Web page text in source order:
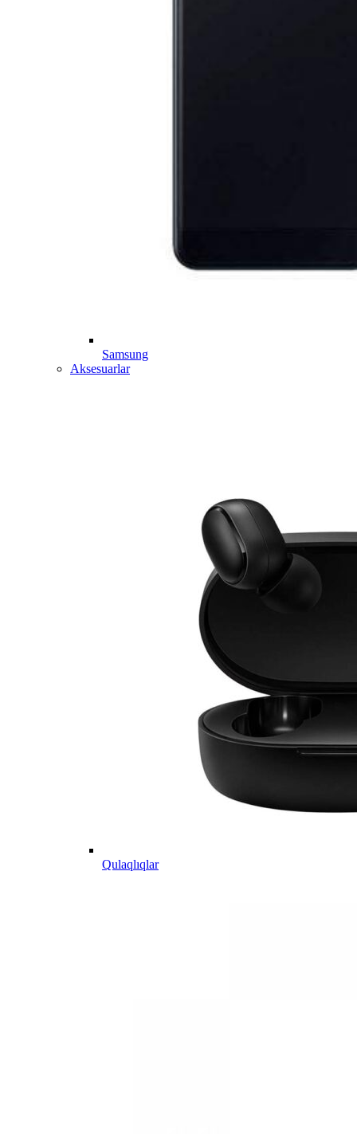
Samsung
Aksesuarlar
Qulaqlıqlar